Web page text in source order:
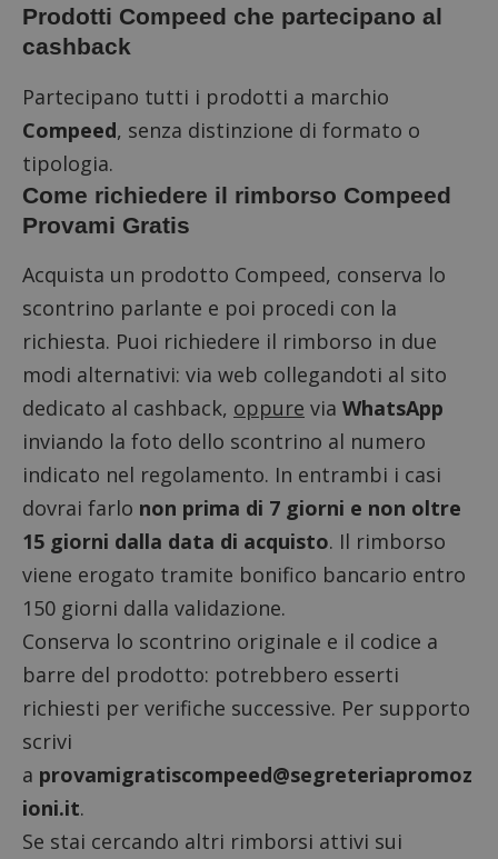
Prodotti Compeed che partecipano al
cashback
Partecipano tutti i prodotti a marchio
Compeed, senza distinzione di formato o
tipologia.
Come richiedere il rimborso Compeed
Provami Gratis
Acquista un prodotto Compeed, conserva lo
scontrino parlante e poi procedi con la
richiesta. Puoi richiedere il rimborso in due
modi alternativi: via web collegandoti al sito
dedicato al cashback, oppure via WhatsApp
inviando la foto dello scontrino al numero
indicato nel regolamento. In entrambi i casi
dovrai farlo non prima di 7 giorni e non oltre
15 giorni dalla data di acquisto. Il rimborso
viene erogato tramite bonifico bancario entro
150 giorni dalla validazione.
Conserva lo scontrino originale e il codice a
barre del prodotto: potrebbero esserti
richiesti per verifiche successive. Per supporto
scrivi
a provamigratiscompeed@segreteriapromoz
ioni.it.
Se stai cercando altri rimborsi attivi sui